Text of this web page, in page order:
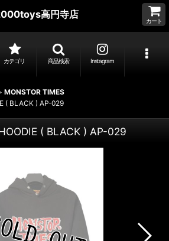
高円寺店
カート
カテゴリ 商品検索 Instagram
MONSTOR TIMES
( BLACK ) AP-029
( BLACK ) AP-029